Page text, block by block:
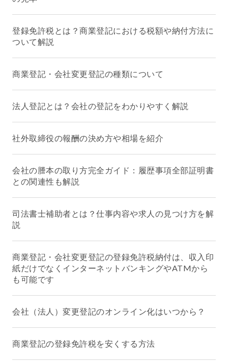
登録免許税とは？商業登記における税額や納付方法に
ついて解説
商業登記・会社変更登記の種類について
法人登記とは？会社の登記をわかりやすく解説
社外取締役の報酬の決め方や相場を紹介
会社の謄本の取り方完全ガイド：履歴事項全部証明書
との関連性も解説
司法書士補助者とは？仕事内容や求人の見つけ方を解
説
商業登記・会社変更登記の登録免許税納付は、収入印
紙だけでなくインターネットバンキングやATMから
も可能です
会社（法人）変更登記のオンライン化はいつから？
商業登記の登録免許税を安くする方法